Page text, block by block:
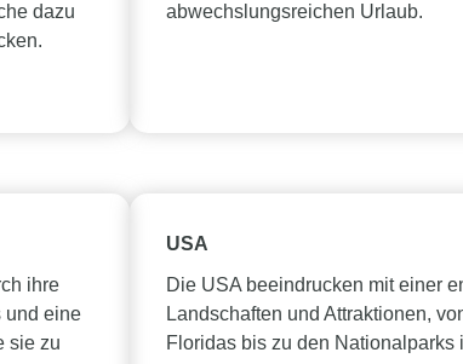
dazu
abwechslungsreichen Urlaub.
ihre
und eine
sie zu
USA
Die USA beeindrucken mit einer
Landschaften und Attraktionen,
Floridas bis zu den Nationalparks